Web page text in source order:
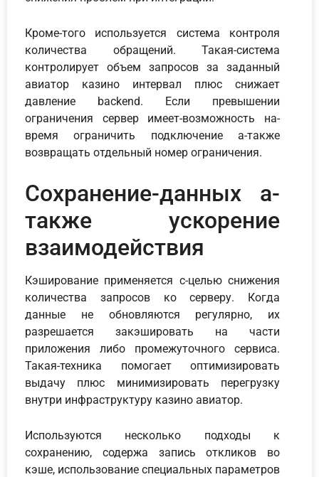
Кроме-того используется система контроля
количества обращений. Такая-система
контролирует объем запросов за заданный
авиатор казино интервал плюс снижает
давление backend. Если превышении
ограничения сервер имеет-возможность на-
время ограничить подключение а-также
возвращать отдельный номер ограничения.
Сохранение-данных а-
также ускорение
взаимодействия
Кэширование применяется с-целью снижения
количества запросов ко серверу. Когда
данные не обновляются регулярно, их
разрешается закэшировать на части
приложения либо промежуточного сервиса.
Такая-техника помогает оптимизировать
выдачу плюс минимизировать перегрузку
внутри инфраструктуру казино авиатор.
Используются несколько подходы к
сохранению, содержа запись откликов во
кэше, использование специальных параметров